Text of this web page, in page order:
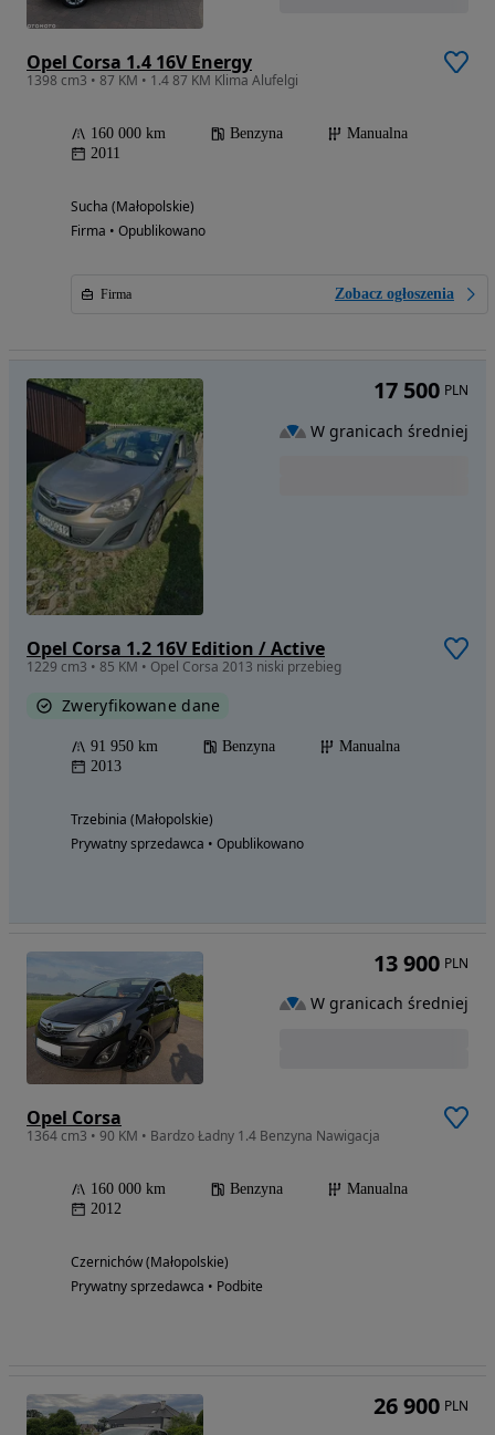
Opel Corsa 1.4 16V Energy
1398 cm3 • 87 KM • 1.4 87 KM Klima Alufelgi
160 000 km Benzyna
Manualna
2011
Sucha (Małopolskie)
Firma • Opublikowano
Firma Zobacz ogłoszenia
Opel Corsa 1.2 16V Edition / Active
1229 cm3 • 85 KM • Opel Corsa 2013 niski przebieg
Zweryfikowane dane
91 950 km Benzyna
Manualna
2013
Trzebinia (Małopolskie)
Prywatny sprzedawca • Opublikowano
17 500 PLN
W granicach średniej
Opel Corsa
1364 cm3 • 90 KM • Bardzo Ładny 1.4 Benzyna Nawigacja
160 000 km Benzyna
Manualna
2012
Czernichów (Małopolskie)
Prywatny sprzedawca • Podbite
13 900 PLN
W granicach średniej
26 900 PLN